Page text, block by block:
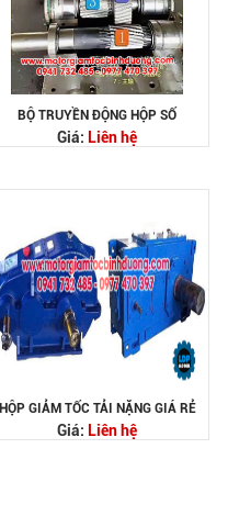
BỘ TRUYỀN ĐỘNG HỘP SỐ
Giá: Liên hệ
HỘP GIẢM TỐC TẢI NẶNG GIÁ RẺ
Giá: Liên hệ